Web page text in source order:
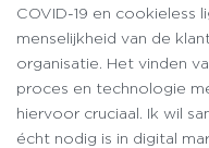
COVID-19 en cookieless
menselijkheid van de
organisatie. Het vinden
proces en technologie
hiervoor cruciaal. Ik wil
écht nodig is in digital